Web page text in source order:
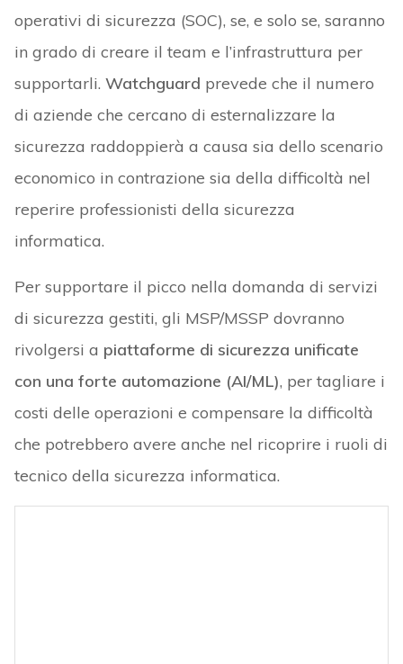
operativi di sicurezza (SOC), se, e solo se, saranno
in grado di creare il team e l’infrastruttura per
supportarli. Watchguard prevede che il numero
di aziende che cercano di esternalizzare la
sicurezza raddoppierà a causa sia dello scenario
economico in contrazione sia della difficoltà nel
reperire professionisti della sicurezza
informatica.
Per supportare il picco nella domanda di servizi
di sicurezza gestiti, gli MSP/MSSP dovranno
rivolgersi a piattaforme di sicurezza unificate
con una forte automazione (AI/ML), per tagliare i
costi delle operazioni e compensare la difficoltà
che potrebbero avere anche nel ricoprire i ruoli di
tecnico della sicurezza informatica.